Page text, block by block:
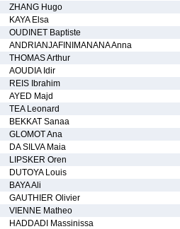
ZHANG Hugo
KAYA Elsa
OUDINET Baptiste
ANDRIANJAFINIMANANA Anna
THOMAS Arthur
AOUDIA Idir
REIS Ibrahim
AYED Majd
TEA Leonard
BEKKAT Sanaa
GLOMOT Ana
DA SILVA Maia
LIPSKER Oren
DUTOYA Louis
BAYA Ali
GAUTHIER Olivier
VIENNE Matheo
HADDADI Massinissa